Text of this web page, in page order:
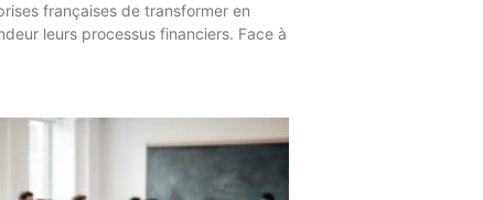
françaises de transformer en
leurs processus financiers. Face à